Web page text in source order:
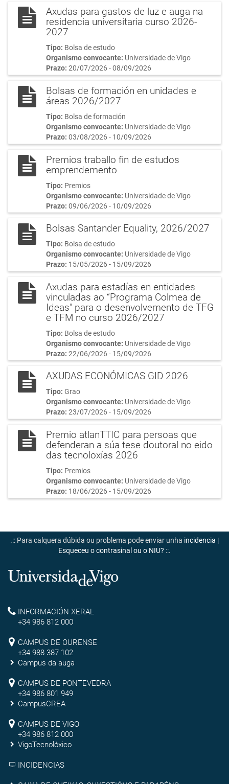
Axudas para gastos de luz e auga na
residencia universitaria curso 2026-
2027
Tipo: Bolsa de estudo
Organismo convocante: Universidade de Vigo
Prazo: 20/07/2026 - 08/09/2026
Bolsas de formación en unidades e
áreas 2026/2027
Tipo: Bolsa de formación
Organismo convocante: Universidade de Vigo
Prazo: 03/08/2026 - 10/09/2026
Premios traballo fin de estudos
emprendemento
Tipo: Premios
Organismo convocante: Universidade de Vigo
Prazo: 09/06/2026 - 10/09/2026
Bolsas Santander Equality, 2026/2027
Tipo: Bolsa de estudo
Organismo convocante: Universidade de Vigo
Prazo: 15/05/2026 - 15/09/2026
Axudas para estadías en entidades
vinculadas ao “Programa Colmea de
Ideas" para o desenvolvemento de TFG
e TFM no curso 2026/2027
Tipo: Bolsa de estudo
Organismo convocante: Universidade de Vigo
Prazo: 22/06/2026 - 15/09/2026
AXUDAS ECONÓMICAS GID 2026
Tipo: Grao
Organismo convocante: Universidade de Vigo
Prazo: 23/07/2026 - 15/09/2026
Premio atlanTTIC para persoas que
defenderan a súa tese doutoral no eido
das tecnoloxías 2026
Tipo: Premios
Organismo convocante: Universidade de Vigo
Prazo: 18/06/2026 - 15/09/2026
.:: Para calquera dúbida ou problema pode enviar unha incidencia |
Esqueceu o contrasinal ou o NIU? ::.
Universidade
Vigo
Reitoría
INFORMACIÓN XERAL
+34 986 812 000
Campus
de
Ourense
CAMPUS DE OURENSE
+34 988 387 102
Campus da auga
Campus
de
Pontevedra
CAMPUS DE PONTEVEDRA
+34 986 801 949
CampusCREA
Campus
de
Vigo
CAMPUS DE VIGO
+34 986 812 000
VigoTecnolóxico
INCIDENCIAS